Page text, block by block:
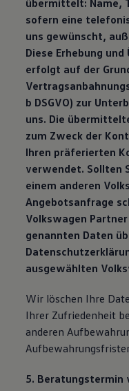
übermittelt: Name,
sofern eine
uns gewünscht,
Diese Erhebung
erfolgt auf der
b DSGVO) zur
uns. Die
zum Zweck der
Ihren präferierten
verwendet. Sollten
einem anderen
Angebotsanfrage
Volkswagen
genannten Daten
ausgewählten
Wir löschen Ihre
Ihrer Zufriedenheit
anderen
5. Beratungstermin